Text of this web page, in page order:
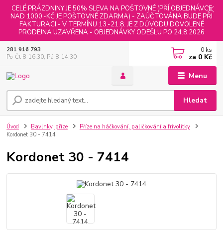
CELÉ PRÁZDNINY JE 50% SLEVA NA POŠTOVNÉ (PŘÍ OBJEDNÁVCE
NAD 1000,-KČ JE POŠTOVNÉ ZDARMA) - ZAÚČTOVÁNA BUDE PŘI
FAKTURACI - V TERMÍNU 13.-21.8. JE Z DŮVODU DOVOLENÉ
PRODEJNA UZAVŘENA - OBJEDNÁVKY ODEŠLU PO 24.8.2026
Menu
Hledat
281 916 793
Po-Čt 8-16:30, Pá 8-14:30
0 ks
za 0 Kč
Úvod Bavlnky, příze
Příze na háčkování, paličkování a frivolitky
Kordonet 30 - 7414
Kordonet 30 - 7414